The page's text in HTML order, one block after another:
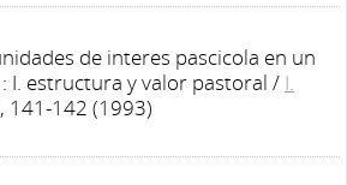
de interes pascicola en un
I. estructura y valor pastoral / I.
141-142 (1993)